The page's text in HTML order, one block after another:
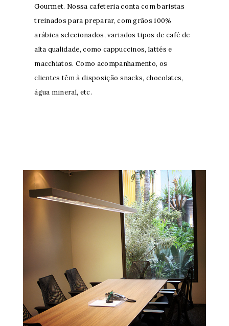
Gourmet. Nossa cafeteria conta com baristas
treinados para preparar, com grãos 100%
arábica selecionados, variados tipos de café de
alta qualidade, como cappuccinos, lattés e
macchiatos. Como acompanhamento, os
clientes têm à disposição snacks, chocolates,
água mineral, etc.